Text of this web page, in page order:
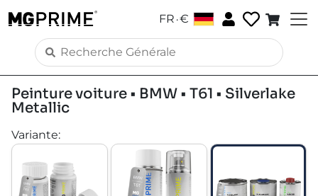
FR .€
Peinture voiture • BMW • T61 • Silverlake
Metallic
Variante: